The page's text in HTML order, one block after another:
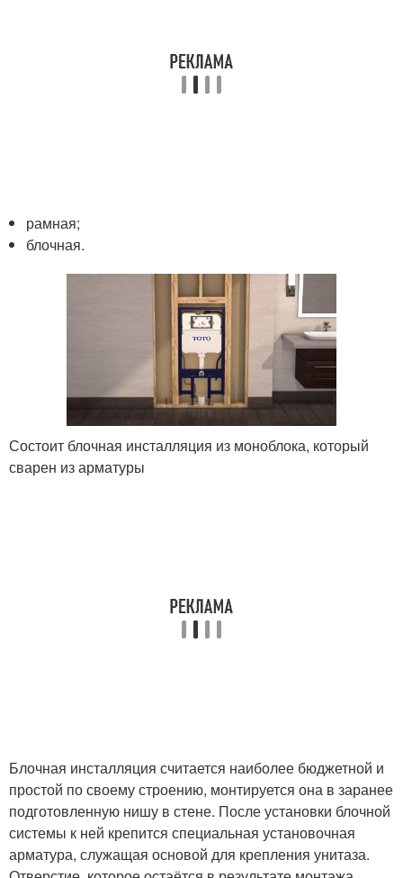
рамная;
блочная.
Состоит блочная инсталляция из моноблока, который
сварен из арматуры
Блочная инсталляция считается наиболее бюджетной и
простой по своему строению, монтируется она в заранее
подготовленную нишу в стене. После установки блочной
системы к ней крепится специальная установочная
арматура, служащая основой для крепления унитаза.